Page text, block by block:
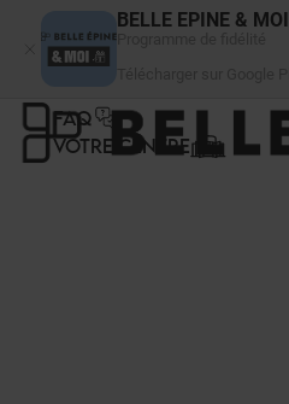
BELLE EPINE & MOI
FAQ
VOTRE CENTRE
Panneau de gestion des cookies